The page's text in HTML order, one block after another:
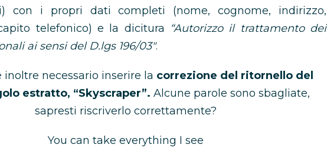
con i propri dati completi (nome, cognome, indirizzo,
telefonico) e la dicitura
“Autorizzo il trattamento dei
ai sensi del D.lgs 196/03″.
inoltre necessario inserire la correzione del ritornello del
estratto, “Skyscraper”. Alcune parole sono sbagliate,
sapresti riscriverlo correttamente?
You can take everything I see